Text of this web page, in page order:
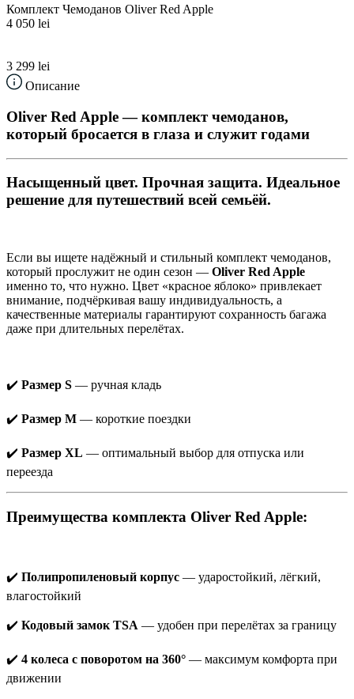
Комплект Чемоданов Oliver Red Apple
4 050 lei
3 299 lei
Описание
Oliver Red Apple — комплект чемоданов,
который бросается в глаза и служит годами
Насыщенный цвет. Прочная защита. Идеальное
решение для путешествий всей семьёй.
Если вы ищете надёжный и стильный комплект чемоданов,
который прослужит не один сезон — Oliver Red Apple
именно то, что нужно. Цвет «красное яблоко» привлекает
внимание, подчёркивая вашу индивидуальность, а
качественные материалы гарантируют сохранность багажа
даже при длительных перелётах.
✔️ Размер S — ручная кладь
✔️ Размер M — короткие поездки
✔️ Размер XL — оптимальный выбор для отпуска или
переезда
Преимущества комплекта Oliver Red Apple:
✔️ Полипропиленовый корпус — ударостойкий, лёгкий,
влагостойкий
✔️ Кодовый замок TSA — удобен при перелётах за границу
✔️ 4 колеса с поворотом на 360° — максимум комфорта при
движении